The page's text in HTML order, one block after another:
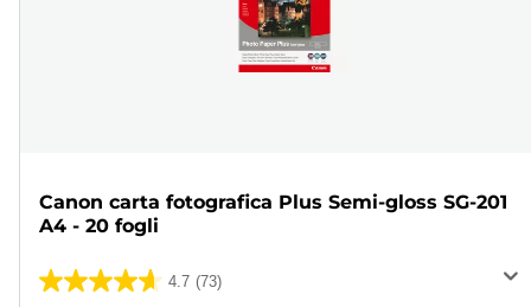
Canon carta fotografica Plus Semi-gloss SG-201
A4 - 20 fogli
4.7 (73)
4.7